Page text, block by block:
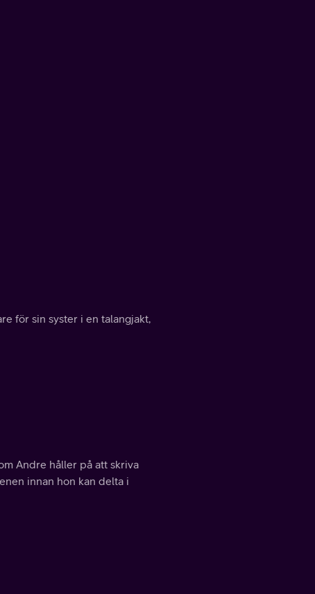
för sin syster i en talangjakt,
Andre håller på att skriva
innan hon kan delta i